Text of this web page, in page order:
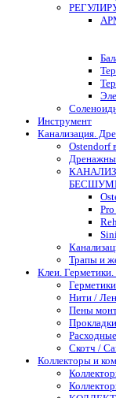
Инструмент
Канализация.
Ostendorf
Трапы и
Клеи.
Нити /
Пены
Прокладки
Скотч /
Коллекторы и